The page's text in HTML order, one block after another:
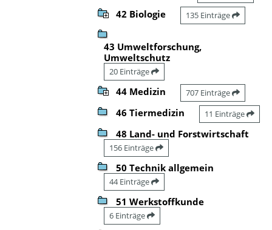
42 Biologie 135 Einträge
43 Umweltforschung,
Umweltschutz
20 Einträge
44 Medizin 707 Einträge
46 Tiermedizin 11 Einträge
48 Land- und Forstwirtschaft
156 Einträge
50 Technik allgemein
44 Einträge
51 Werkstoffkunde
6 Einträge